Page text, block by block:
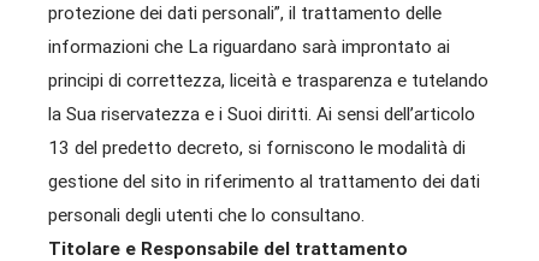
protezione dei dati personali”, il trattamento delle
informazioni che La riguardano sarà improntato ai
principi di correttezza, liceità e trasparenza e tutelando
la Sua riservatezza e i Suoi diritti. Ai sensi dell’articolo
13 del predetto decreto, si forniscono le modalità di
gestione del sito in riferimento al trattamento dei dati
personali degli utenti che lo consultano.
Titolare e Responsabile del trattamento